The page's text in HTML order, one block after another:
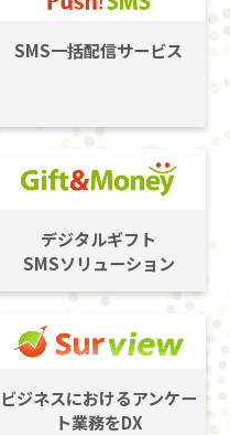
SMS一括配信サービス
デジタルギフト
SMSソリューション
ビジネスにおけるアンケー
ト業務をDX